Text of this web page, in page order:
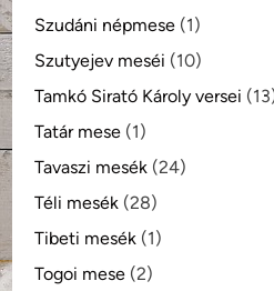
Szudáni népmese (1)
Szutyejev meséi (10)
Tamkó Sirató Károly versei
Tatár mese (1)
Tavaszi mesék (24)
Téli mesék (28)
Tibeti mesék (1)
Togoi mese (2)